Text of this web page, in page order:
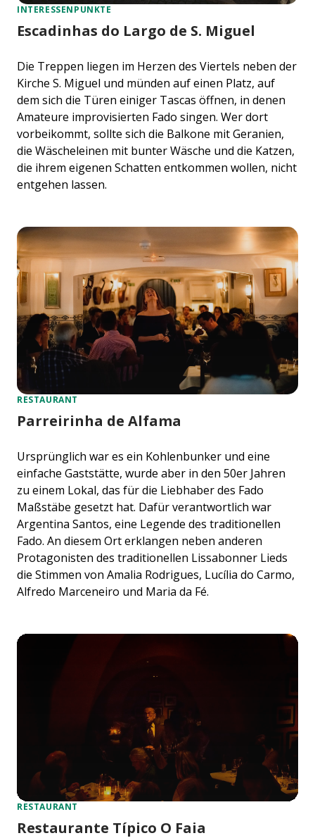
INTERESSENPUNKTE
Escadinhas do Largo de S. Miguel
Die Treppen liegen im Herzen des Viertels neben der
Kirche S. Miguel und münden auf einen Platz, auf
dem sich die Türen einiger Tascas öffnen, in denen
Amateure improvisierten Fado singen. Wer dort
vorbeikommt, sollte sich die Balkone mit Geranien,
die Wäscheleinen mit bunter Wäsche und die Katzen,
die ihrem eigenen Schatten entkommen wollen, nicht
entgehen lassen.
RESTAURANT
Parreirinha de Alfama
Ursprünglich war es ein Kohlenbunker und eine
einfache Gaststätte, wurde aber in den 50er Jahren
zu einem Lokal, das für die Liebhaber des Fado
Maßstäbe gesetzt hat. Dafür verantwortlich war
Argentina Santos, eine Legende des traditionellen
Fado. An diesem Ort erklangen neben anderen
Protagonisten des traditionellen Lissabonner Lieds
die Stimmen von Amalia Rodrigues, Lucília do Carmo,
Alfredo Marceneiro und Maria da Fé.
RESTAURANT
Restaurante Típico O Faia